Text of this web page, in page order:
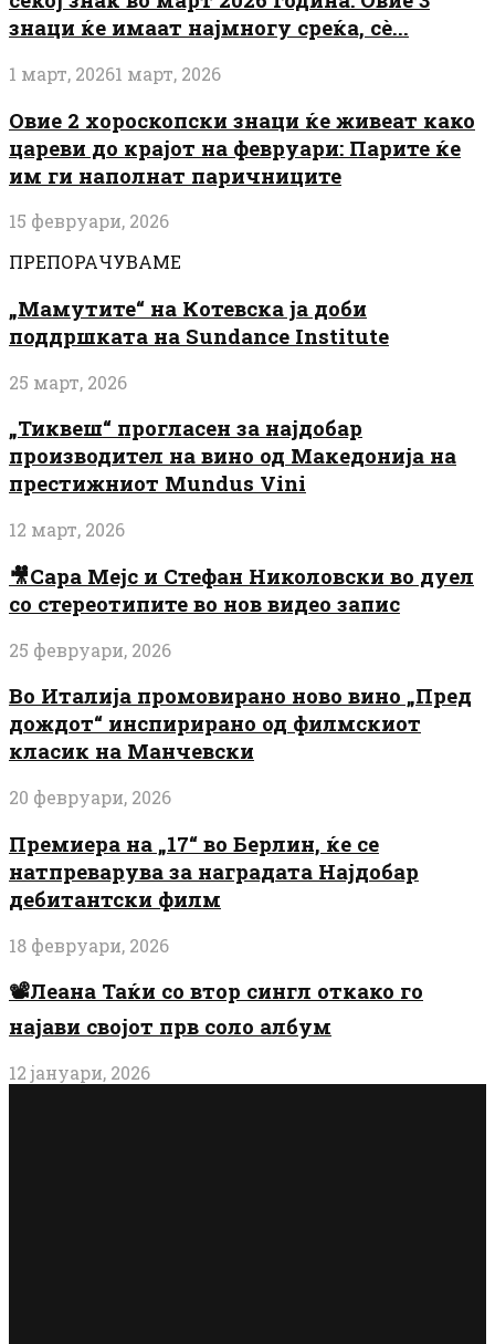
знаци ќе имаат најмногу среќа, сè...
1 март, 20261 март, 2026
Овие 2 хороскопски знаци ќе живеат како
цареви до крајот на февруари: Парите ќе
им ги наполнат паричниците
15 февруари, 2026
ПРЕПОРАЧУВАМЕ
„Мамутите“ на Котевска ја доби
поддршката на Sundance Institute
25 март, 2026
„Тиквеш“ прогласен за најдобар
производител на вино од Македонија на
престижниот Mundus Vini
12 март, 2026
🎥Сара Мејс и Стефан Николовски во дуел
со стереотипите во нов видео запис
25 февруари, 2026
Во Италија промовирано ново вино „Пред
дождот“ инспирирано од филмскиот
класик на Манчевски
20 февруари, 2026
Премиера на „17“ во Берлин, ќе се
натпреварува за наградата Најдобар
дебитантски филм
18 февруари, 2026
📽️Леана Таќи со втор сингл откако го
најави својот прв соло албум
12 јануари, 2026